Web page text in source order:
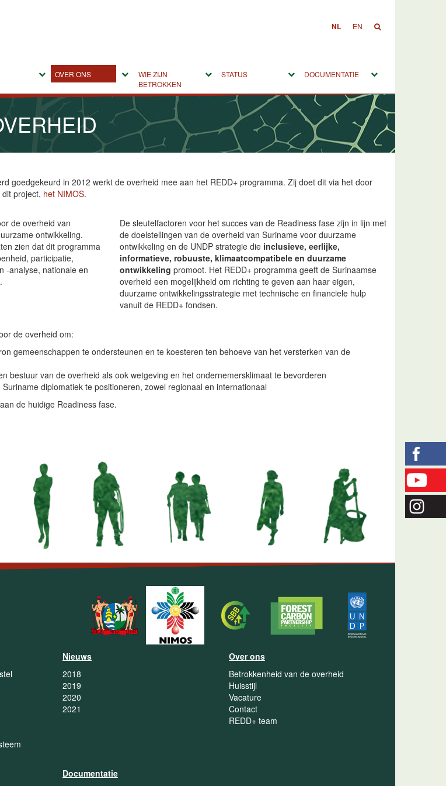
NL EN
OVER ONS
WIE ZIJN
BETROKKEN
STATUS DOCUMENTATIE
goedgekeurd in 2012 werkt de overheid mee aan het REDD+ programma. Zij doet dit via het door
project, het NIMOS.
de overheid van
ontwikkeling.
zien dat dit programma
participatie,
-analyse, nationale en
De sleutelfactoren voor het succes van de Readiness fase zijn in lijn met
de doelstellingen van de overheid van Suriname voor duurzame
ontwikkeling en de UNDP strategie die inclusieve, eerlijke,
informatieve, robuuste, klimaatcompatibele en duurzame
ontwikkeling promoot. Het REDD+ programma geeft de Surinaamse
overheid een mogelijkheid om richting te geven aan haar eigen,
duurzame ontwikkelingsstrategie met technische en financiele hulp
vanuit de REDD+ fondsen.
de overheid om:
gemeenschappen te ondersteunen en te koesteren ten behoeve van het versterken van de
bestuur van de overheid als ook wetgeving en het ondernemersklimaat te bevorderen
diplomatiek te positioneren, zowel regionaal en internationaal
de huidige Readiness fase.
Nieuws
2018
2019
2020
2021
Over ons
Betrokkenheid van de overheid
Huisstijl
Vacature
Contact
REDD+ team
Documentatie